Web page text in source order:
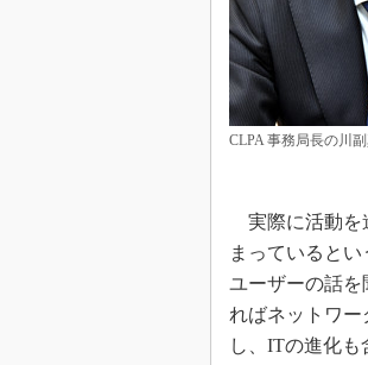
CLPA 事務局長の川
実際に活動を
まっていると
ユーザーの話を
ればネットワ
し、ITの進化も